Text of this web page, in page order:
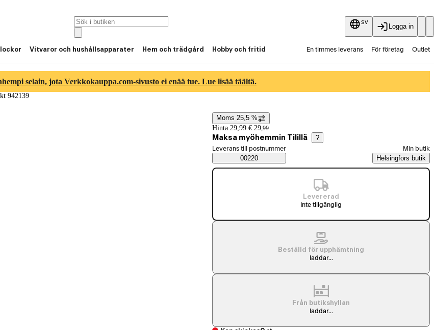
sv
Logga in
Vitvaror och hushållsapparater Hem och trädgård Hobby och fritid En timmes leverans För företag Outlet
selain, jota Verkkokauppa.com-sivusto ei enää tue. Lue lisää täältä.
942139
1
2 3
Prisinformation
Moms 25,5 %
Hinta 29,99 €. 29,99
Maksa myöhemmin Tilillä ?
Saatavuustiedot
Välj beställningssätt
Leverans till postnummer
00220
Min butik
Helsingfors butik
Levererad
Inte tillgänglig
Beställd för upphämtning
laddar...
Från butikshyllan
laddar...